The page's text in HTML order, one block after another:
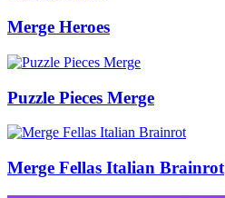
Merge Heroes
Puzzle Pieces Merge
Merge Fellas Italian Brainrot